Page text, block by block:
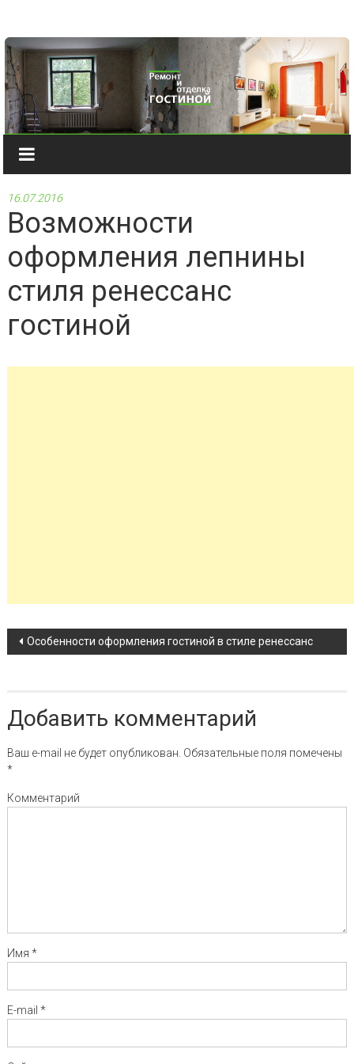
16.07.2016
Возможности
оформления лепнины
стиля ренессанс
гостиной
Навигация по записи
Особенности оформления гостиной в стиле ренессанс
Добавить комментарий
Ваш e-mail не будет опубликован. Обязательные поля помечены
*
Комментарий
Имя *
E-mail *